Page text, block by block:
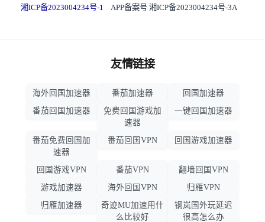
湘ICP备2023004234号-1 APP备案号 湘ICP备2023004234号-3A
友情链接
海外回国加速器 番茄加速器
回国加速器
番茄回国加速器
免费回国游戏加
速器
一键回国加速器
番茄免费回国加
速器
番茄回国VPN 回国游戏加速器
回国游戏VPN 番茄VPN
翻墙回国VPN
游戏加速器
海外回国VPN
归雁VPN
归雁加速器
奇迹MU加速用什
么比较好
钢岚国外玩延迟
很高怎么办